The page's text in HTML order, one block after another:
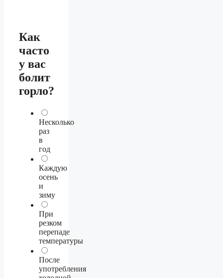
Как
часто
у вас
болит
горло?
Несколько
раз
в
год
Каждую
осень
и
зиму
При
резком
перепаде
температуры
После
употребления